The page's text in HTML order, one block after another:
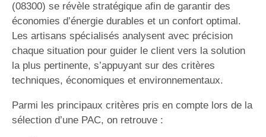
(08300) se révèle stratégique afin de garantir des
économies d’énergie durables et un confort optimal.
Les artisans spécialisés analysent avec précision
chaque situation pour guider le client vers la solution
la plus pertinente, s’appuyant sur des critères
techniques, économiques et environnementaux.
Parmi les principaux critères pris en compte lors de la
sélection d’une PAC, on retrouve :